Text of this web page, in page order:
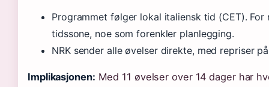
Programmet følger lokal italiensk tid (CET). For
tidssone, noe som forenkler planlegging.
NRK sender alle øvelser direkte, med repriser
Implikasjonen: Med 11 øvelser over 14 dager har